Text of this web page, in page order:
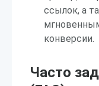
ссылок, а
конверсии.
Часто